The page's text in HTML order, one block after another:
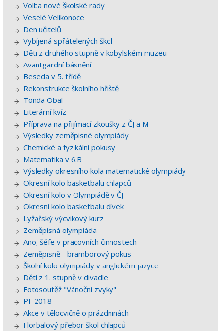
Volba nové školské rady
Veselé Velikonoce
Den učitelů
Vybíjená spřátelených škol
Děti z druhého stupně v kobylském muzeu
Avantgardní básnění
Beseda v 5. třídě
Rekonstrukce školního hřiště
Tonda Obal
Literární kvíz
Příprava na přijímací zkoušky z ČJ a M
Výsledky zeměpisné olympiády
Chemické a fyzikální pokusy
Matematika v 6.B
Výsledky okresního kola matematické olympiády
Okresní kolo basketbalu chlapců
Okresní kolo v Olympiádě v ČJ
Okresní kolo basketbalu dívek
Lyžařský výcvikový kurz
Zeměpisná olympiáda
Ano, šéfe v pracovních činnostech
Zeměpisně - bramborový pokus
Školní kolo olympiády v anglickém jazyce
Děti z 1. stupně v divadle
Fotosoutěž "Vánoční zvyky"
PF 2018
Akce v tělocvičně o prázdninách
Florbalový přebor škol chlapců